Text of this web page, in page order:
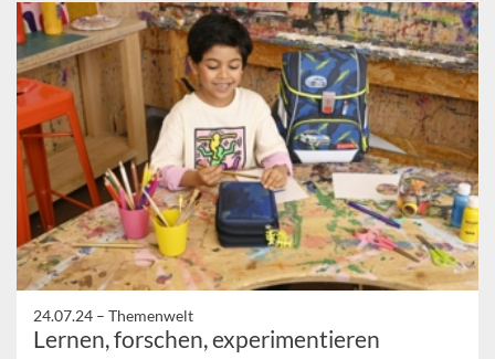
24.07.24 – Themenwelt
Lernen, forschen, experimentieren